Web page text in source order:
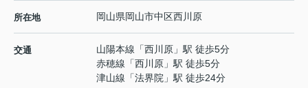
所在地 岡山県岡山市中区西川原
交通 山陽本線 「西川原 」駅 徒歩5分
赤穂線 「西川原 」駅 徒歩5分
津山線 「法界院 」駅 徒歩24分